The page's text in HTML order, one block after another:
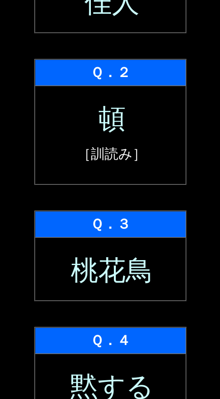
Ｑ．２
頓
［訓読み］
Ｑ．３
桃花鳥
Ｑ．４
黙する